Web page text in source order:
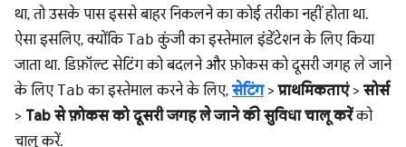
था, तो उसके पास इससे बाहर निकलने का कोई तरीका नहीं होता था.
ऐसा इसलिए, क्योंकिTab कुंजी का इस्तेमाल इंडेंटेशन के लिए किया
जाता था. डिफ़ॉल्ट सेटिंग को बदलने और फ़ोकस को दूसरी जगह ले जाने
के लिएTab का इस्तेमाल करने के लिए, सेटिंग>प्राथमिकताएं> सोर्स
> Tab से फ़ोकस को दूसरी जगह ले जाने की सुविधा चालू करेंको
चालू करें.